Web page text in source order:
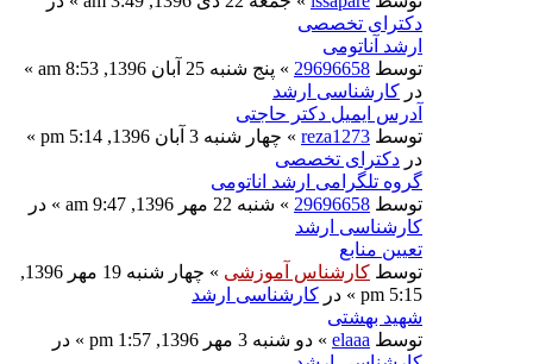
دکترای تخصصی
ارشد آناتومی
توسط 29696658
» پنج شنبه 25 آبان 1396, 8:53 am »
در کارشناسی ارشد
آدرس ایمیل دکتر حاجتی
توسط reza1273
» چهار شنبه 3 آبان 1396, 5:14 pm »
در دکترای تخصصی
گروه تلگرامی ارشد اناتومی
توسط 29696658 » شنبه 22 مهر 1396, 9:47 am » در
کارشناسی ارشد
تعیین منابع
توسط کارشناس آموزشی
» چهار شنبه 19 مهر 1396,
5:15 pm » در
کارشناسی ارشد
شهید بهشتی
توسط elaaa » دو شنبه 3 مهر 1396, 1:57 pm » در